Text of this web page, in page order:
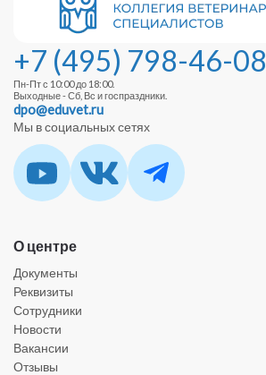
+7 (495) 798-46-08
Пн-Пт с 10:00 до 18:00.
Выходные - Сб, Вс и госпраздники.
dpo@eduvet.ru
Мы в социальных сетях
О центре
Документы
Реквизиты
Сотрудники
Новости
Вакансии
Отзывы